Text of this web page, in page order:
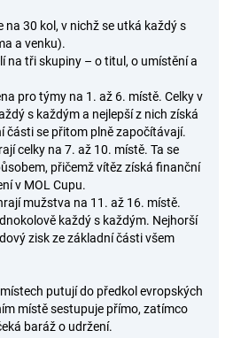
na 30 kol, v nichž se utká každý s
a venku).
na tři skupiny – o titul, o umístění a
pro týmy na 1. až 6. místě. Celky v
s každým a nejlepší z nich získá
části se přitom plně započítávají.
celky na 7. až 10. místě. Ta se
přičemž vítěz získá finanční
v MOL Cupu.
mužstva na 11. až 16. místě.
každý s každým. Nejhorší
zisk ze základní části všem
putují do předkol evropských
místě sestupuje přímo, zatímco
baráž o udržení.